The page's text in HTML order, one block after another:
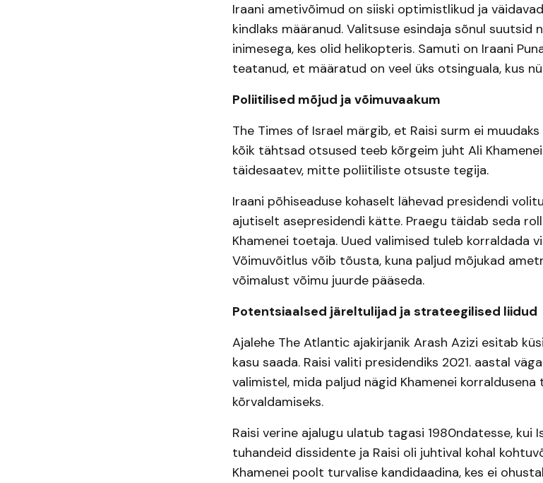
Iraani ametivõimud on siiski optimistlikud ja
kindlaks määranud. Valitsuse esindaja sõnul suutsid
inimesega, kes olid helikopteris. Samuti on Iraani
teatanud, et määratud on veel üks otsinguala, kus
Poliitilised mõjud ja võimuvaakum
The Times of Israel märgib, et Raisi surm ei
kõik tähtsad otsused teeb kõrgeim juht Ali
täidesaatev, mitte poliitiliste otsuste tegija.
Iraani põhiseaduse kohaselt lähevad presidendi
ajutiselt asepresidendi kätte. Praegu täidab seda
Khamenei toetaja. Uued valimised tuleb korraldada
Võimuvõitlus võib tõusta, kuna paljud mõjukad
võimalust võimu juurde pääseda.
Potentsiaalsed järeltulijad ja strateegilised liidud
Ajalehe The Atlantic ajakirjanik Arash Azizi esitab
kasu saada. Raisi valiti presidendiks 2021. aastal
valimistel, mida paljud nägid Khamenei
kõrvaldamiseks.
Raisi verine ajalugu ulatub tagasi 1980ndatesse, kui
tuhandeid dissidente ja Raisi oli juhtival kohal
Khamenei poolt turvalise kandidaadina, kes ei